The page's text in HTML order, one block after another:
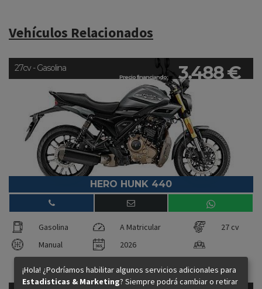
Vehículos Relacionados
Precio financiando: 3.488 €
27cv - Gasolina
HERO HUNK 440
Gasolina A Matricular
27 cv
Manual
2026
¡Hola! ¿Podríamos habilitar algunos servicios adicionales para
Estadisticas & Marketing? Siempre podrá cambiar o retirar